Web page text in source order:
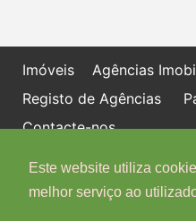
Este website utiliza
melhor serviço ao
Imóveis
Agências
Registo de Agências
Contacte-nos
Política de proteção de dados
Livro de Reclamações online
Centro de Informação, Mediação e